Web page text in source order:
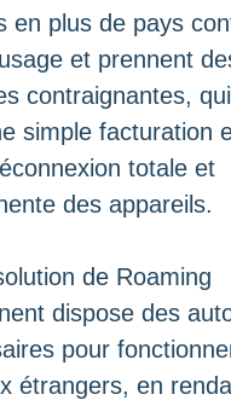
en plus de pays
et prennent
contraignantes,
simple facturation
totale et
des appareils.
de Roaming
dispose des
pour
étrangers, en